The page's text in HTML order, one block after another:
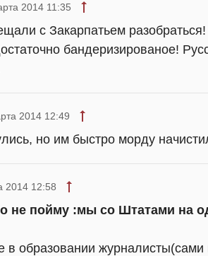
2014 11:35
с Закарпатьем
бандеризированое!
2014 12:49
но им быстро морду
2014 12:58
не пойму :мы со Штатами на
в образовании